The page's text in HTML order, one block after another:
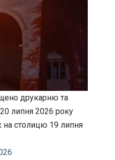
друкарню та
20 липня 2026 року
на столицю 19 липня